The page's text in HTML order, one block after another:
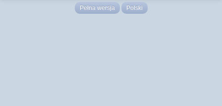
Pełna wersja Polski